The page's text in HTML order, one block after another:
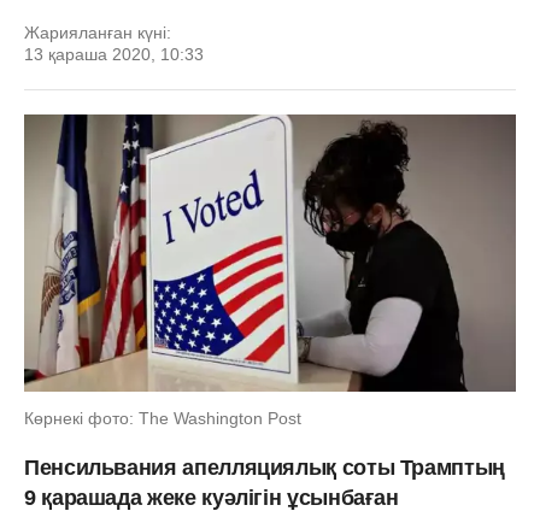
Жарияланған күні:
13 қараша 2020, 10:33
Көрнекі фото: The Washington Post
Пенсильвания апелляциялық соты Трамптың
9 қарашада жеке куәлігін ұсынбаған